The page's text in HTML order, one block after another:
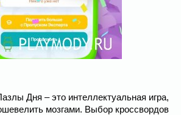
Дня – это интеллектуальная игра,
мозгами. Выбор кроссвордов